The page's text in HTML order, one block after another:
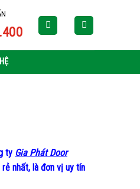
ty Gia Phát Door
nhất, là đơn vị uy tín